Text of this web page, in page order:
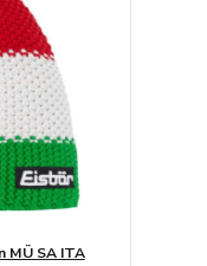
MÜ SA ITA